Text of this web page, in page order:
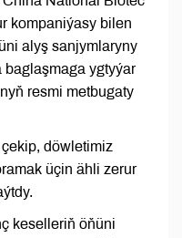
kompaniýasy bilen
alyş sanjymlaryny
baglaşmaga ygtyýar
resmi metbugaty
döwletimiz
üçin ähli zerur
keselleriň öňüni